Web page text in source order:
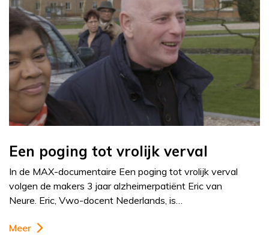
Een poging tot vrolijk verval
In de MAX-documentaire Een poging tot vrolijk verval
volgen de makers 3 jaar alzheimerpatiënt Eric van
Neure. Eric, Vwo-docent Nederlands, is…
Meer